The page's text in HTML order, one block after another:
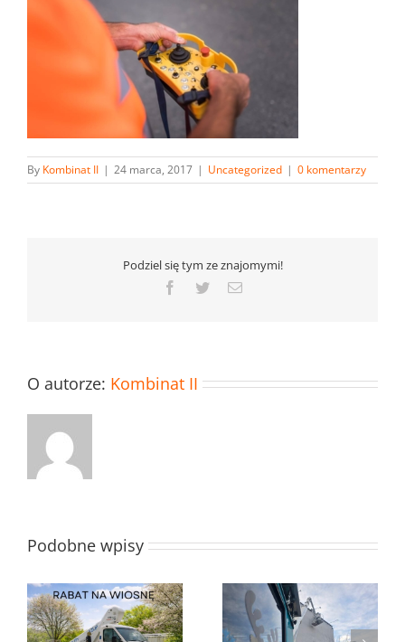
By Kombinat II | 24 marca, 2017 | Uncategorized | 0 komentarzy
Podziel się tym ze znajomymi!
Facebook
TwitterEmail
O autorze: Kombinat II
Podobne wpisy